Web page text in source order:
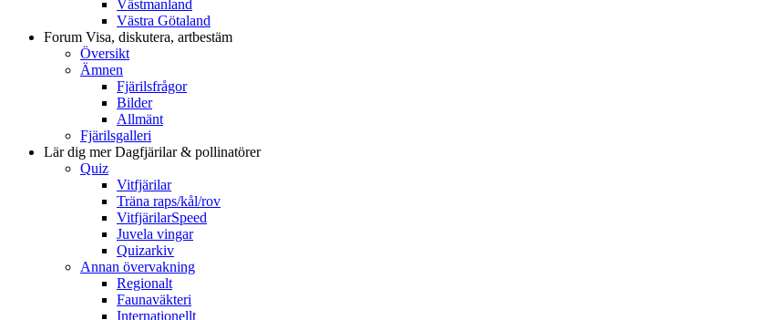
Västmanland
Västra Götaland
Forum Visa, diskutera, artbestäm
Översikt
Ämnen
Fjärilsfrågor
Bilder
Allmänt
Fjärilsgalleri
Lär dig merDagfjärilar & pollinatörer
Quiz
Vitfjärilar
Träna raps/kål/rov
VitfjärilarSpeed
Juvela vingar
Quizarkiv
Annan övervakning
Regionalt
Faunaväkteri
Internationellt